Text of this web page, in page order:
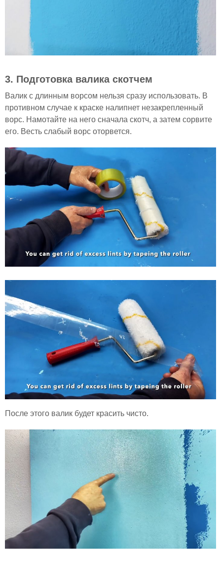
3. Подготовка валика скотчем
Валик с длинным ворсом нельзя сразу использовать. В
противном случае к краске налипнет незакрепленный
ворс. Намотайте на него сначала скотч, а затем сорвите
его. Весть слабый ворс оторвется.
После этого валик будет красить чисто.